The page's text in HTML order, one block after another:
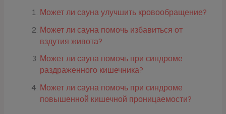
Может ли сауна улучшить кровообращение?
Может ли сауна помочь избавиться от
вздутия живота?
Может ли сауна помочь при синдроме
раздраженного кишечника?
Может ли сауна помочь при синдроме
повышенной кишечной проницаемости?